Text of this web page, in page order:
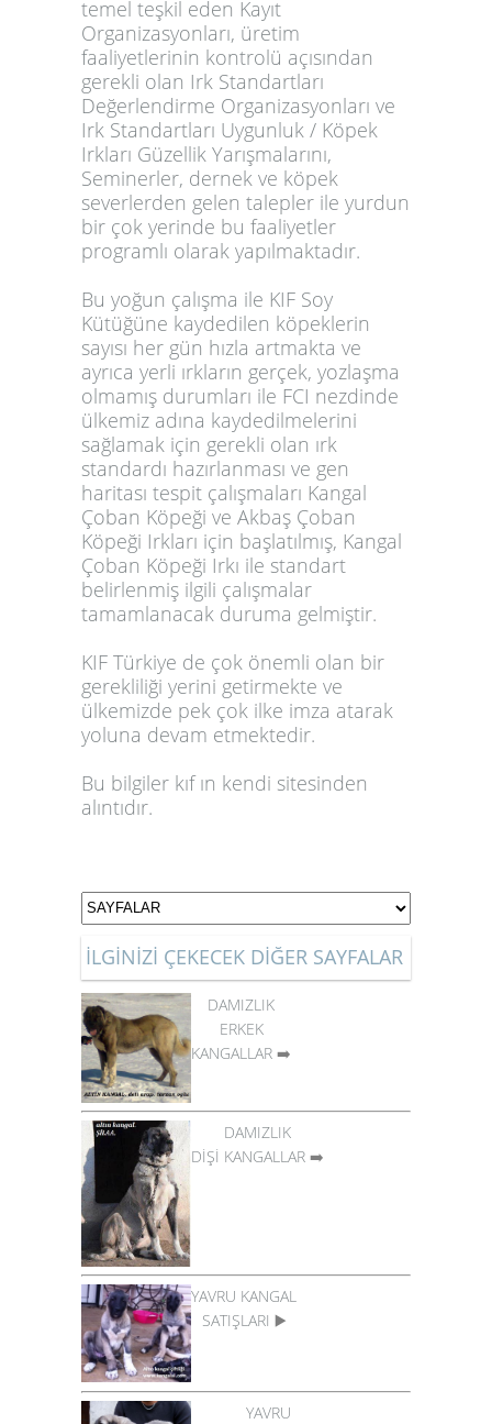
temel teşkil eden Kayıt
Organizasyonları, üretim
faaliyetlerinin kontrolü açısından
gerekli olan Irk Standartları
Değerlendirme Organizasyonları ve
Irk Standartları Uygunluk / Köpek
Irkları Güzellik Yarışmalarını,
Seminerler, dernek ve köpek
severlerden gelen talepler ile yurdun
bir çok yerinde bu faaliyetler
programlı olarak yapılmaktadır.
Bu yoğun çalışma ile KIF Soy
Kütüğüne kaydedilen köpeklerin
sayısı her gün hızla artmakta ve
ayrıca yerli ırkların gerçek, yozlaşma
olmamış durumları ile FCI nezdinde
ülkemiz adına kaydedilmelerini
sağlamak için gerekli olan ırk
standardı hazırlanması ve gen
haritası tespit çalışmaları Kangal
Çoban Köpeği ve Akbaş Çoban
Köpeği Irkları için başlatılmış, Kangal
Çoban Köpeği Irkı ile standart
belirlenmiş ilgili çalışmalar
tamamlanacak duruma gelmiştir.
KIF Türkiye de çok önemli olan bir
gerekliliği yerini getirmekte ve
ülkemizde pek çok ilke imza atarak
yoluna devam etmektedir.
Bu bilgiler kıf ın kendi sitesinden
alıntıdır.
İLGİNİZİ ÇEKECEK DİĞER SAYFALAR
DAMIZLIK
ERKEK
KANGALLAR ➡️
DAMIZLIK
DİŞİ KANGALLAR ➡️
YAVRU KANGAL
SATIŞLARI ▶️
YAVRU